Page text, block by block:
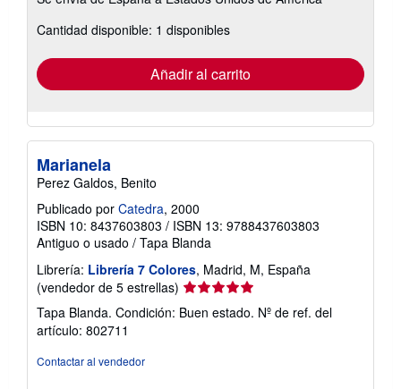
las
tarifas
envío
Cantidad disponible: 1 disponibles
Añadir al carrito
Marianela
Perez Galdos, Benito
Publicado por Catedra, 2000
ISBN 10: 8437603803 / ISBN 13: 9788437603803
Antiguo o usado / Tapa Blanda
Librería: Librería 7 Colores, Madrid, M, España
(vendedor de 5 estrellas) Calificación
del
vendedor:
Tapa Blanda. Condición: Buen estado. Nº de ref. del
artículo: 802711
Contactar al vendedor